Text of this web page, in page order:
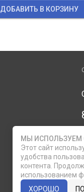
ДОБАВИТЬ В КОРЗИНУ
МЫ ИСПОЛЬЗУЕМ
Этот сайт
удобства
контента.
использованием
ХОРОШО